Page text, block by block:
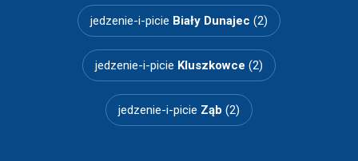
jedzenie-i-picie Biały Dunajec (2)
jedzenie-i-picie Kluszkowce (2)
jedzenie-i-picie Ząb (2)